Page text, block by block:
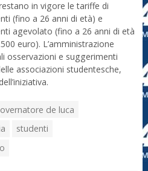
in vigore le tariffe di
(fino a 26 anni di età) e
agevolato (fino a 26 anni di età
euro). L’amministrazione
osservazioni e suggerimenti
associazioni studentesche,
de luca
studenti